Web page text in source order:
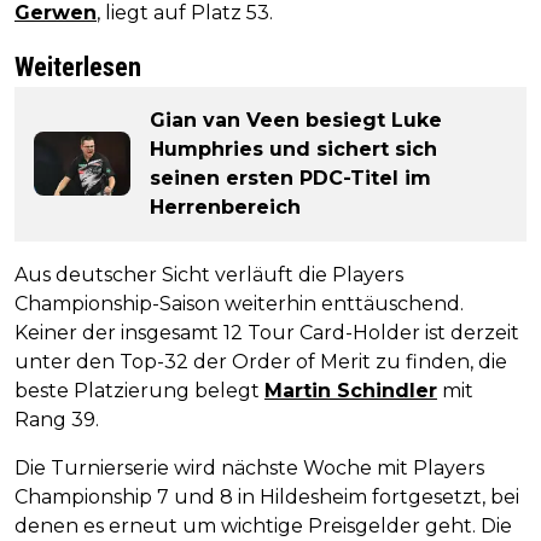
Gerwen, liegt auf Platz 53.
Weiterlesen
Gian van Veen besiegt Luke
Humphries und sichert sich
seinen ersten PDC-Titel im
Herrenbereich
Aus deutscher Sicht verläuft die Players
Championship-Saison weiterhin enttäuschend.
Keiner der insgesamt 12 Tour Card-Holder ist derzeit
unter den Top-32 der Order of Merit zu finden, die
beste Platzierung belegt Martin Schindler mit
Rang 39.
Die Turnierserie wird nächste Woche mit Players
Championship 7 und 8 in Hildesheim fortgesetzt, bei
denen es erneut um wichtige Preisgelder geht. Die